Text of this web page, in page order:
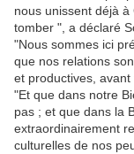
nous unissent déjà
tomber ", a déclaré
"Nous sommes ici
que nos relations
et productives, avant
"Et que dans notre
pas ; et que dans la
extraordinairement
culturelles de nos